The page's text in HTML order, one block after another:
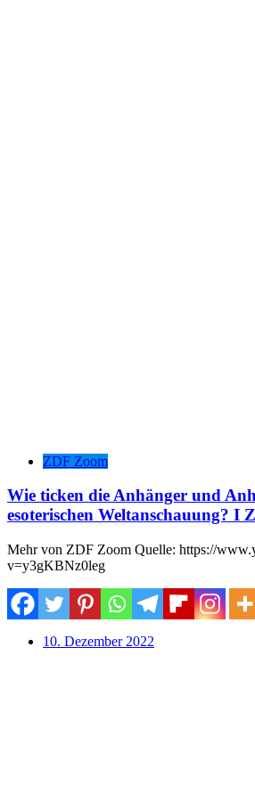
ZDF Zoom
Wie ticken die Anhänger und
esoterischen Weltanschauung? I
Mehr von ZDF Zoom Quelle: https://
v=y3gKBNz0leg
10. Dezember 2022